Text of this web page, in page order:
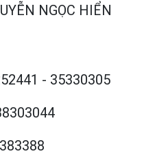
NGỌC HIỂN
- 35330305